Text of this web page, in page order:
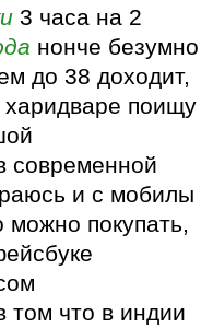
3 часа на 2
нонче безумно
до 38 доходит,
харидваре поищу
современной
и с мобилы
можно покупать,
том что в индии